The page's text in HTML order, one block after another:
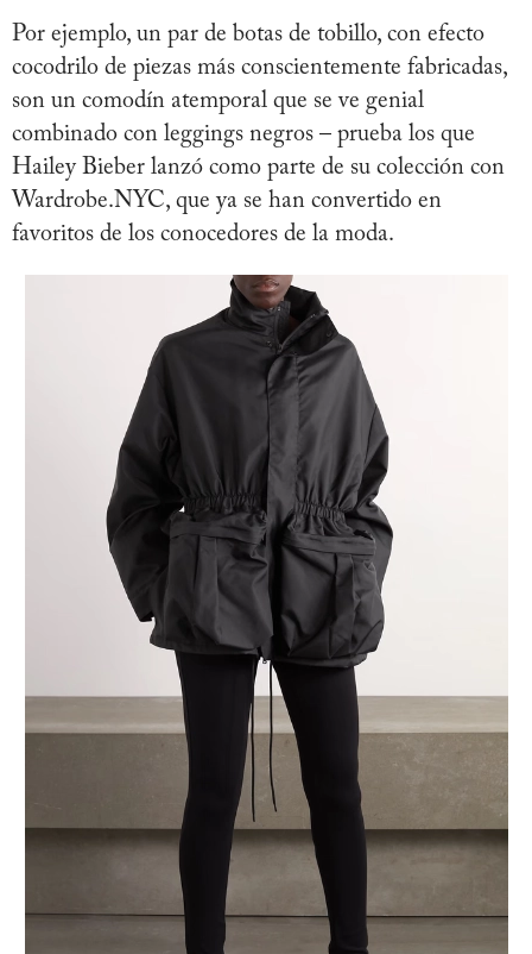
Por ejemplo, un par de botas de tobillo, con efecto
cocodrilo de piezas más conscientemente fabricadas,
son un comodín atemporal que se ve genial
combinado con leggings negros – prueba los que
Hailey Bieber lanzó como parte de su colección con
Wardrobe.NYC, que ya se han convertido en
favoritos de los conocedores de la moda.